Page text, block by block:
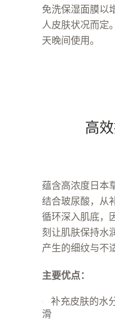
免洗保湿面膜以
人皮肤状况而定
天晚间使用。
高
蕴含高浓度日本
结合玻尿酸，从
循环深入肌底，
刻让肌肤保持水
产生的细纹与不
主要优点：
补充皮肤的水
滑